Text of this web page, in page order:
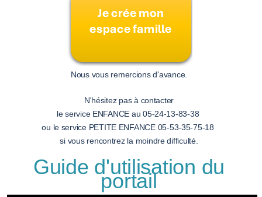
Nous vous remercions d'avance.
N'hésitez pas à contacter
le service ENFANCE au 05-24-13-83-38
ou le service PETITE ENFANCE 05-53-35-75-18
si vous rencontrez la moindre difficulté.
Guide d'utilisation du
portail